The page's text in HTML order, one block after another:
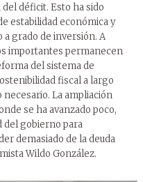
déficit. Esto ha sido
estabilidad económica y
a grado de inversión. A
importantes permanecen
del sistema de
fiscal a largo
necesario. La ampliación
se ha avanzado poco,
del gobierno para
demasiado de la deuda
Wildo González.